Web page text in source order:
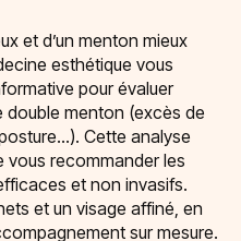
et d’un menton mieux
esthétique vous
pour évaluer
menton (excès de
Cette analyse
vous recommander les
et non invasifs.
et un visage affiné, en
sur mesure.